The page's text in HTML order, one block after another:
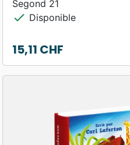
Segond 21
check Disponible
Prix
15,11 CHF